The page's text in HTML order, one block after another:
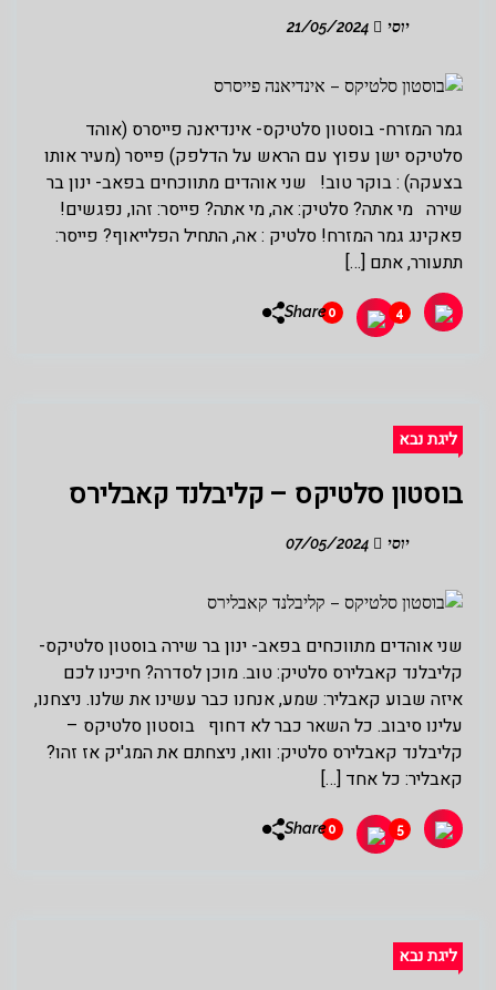
יוסי
גמר המזרח- בוסטון סלטיקס- אינדיאנה פייסרס (אוהד
סלטיקס ישן עפוץ עם הראש על הדלפק) פייסר (מעיר אותו
בצעקה) : בוקר טוב! שני אוהדים מתווכחים בפאב- ינון בר
שירה מי אתה? סלטיק: אה, מי אתה? פייסר: זהו, נפגשים!
פאקינג גמר המזרח! סלטיק : אה, התחיל הפלייאוף? פייסר:
תתעורר, אתם […]
4
0
Share
ליגת נבא
בוסטון סלטיקס – קליבלנד קאבלירס
יוסי
שני אוהדים מתווכחים בפאב- ינון בר שירה בוסטון סלטיקס-
קליבלנד קאבלירס סלטיק: טוב. מוכן לסדרה? חיכינו לכם
איזה שבוע קאבליר: שמע, אנחנו כבר עשינו את שלנו. ניצחנו,
עלינו סיבוב. כל השאר כבר לא דחוף בוסטון סלטיקס –
קליבלנד קאבלירס סלטיק: וואו, ניצחתם את המג'יק אז זהו?
קאבליר: כל אחד […]
5
0
Share
ליגת נבא